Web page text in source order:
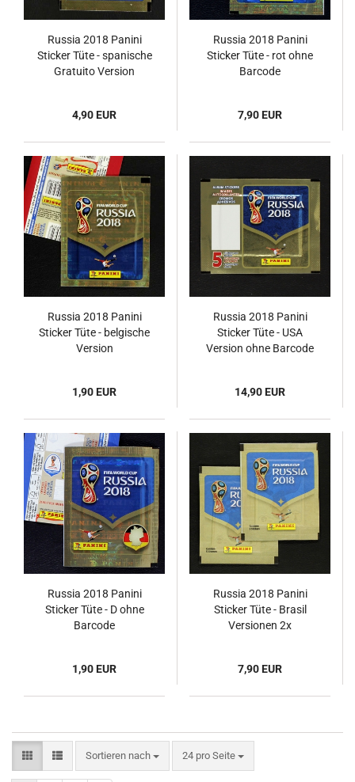
Russia 2018 Panini
Sticker Tüte - spanische
Gratuito Version
4,90 EUR
Russia 2018 Panini
Sticker Tüte - rot ohne
Barcode
7,90 EUR
Russia 2018 Panini
Sticker Tüte - belgische
Version
1,90 EUR
Russia 2018 Panini
Sticker Tüte - USA
Version ohne Barcode
14,90 EUR
Russia 2018 Panini
Sticker Tüte - D ohne
Barcode
1,90 EUR
Russia 2018 Panini
Sticker Tüte - Brasil
Versionen 2x
7,90 EUR
Sortieren nach
Sortieren nach 24 pro Seite
pro Seite